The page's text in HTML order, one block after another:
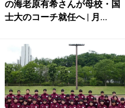
の海老原有希さんが母校・国
士大のコーチ就任へ | 月...